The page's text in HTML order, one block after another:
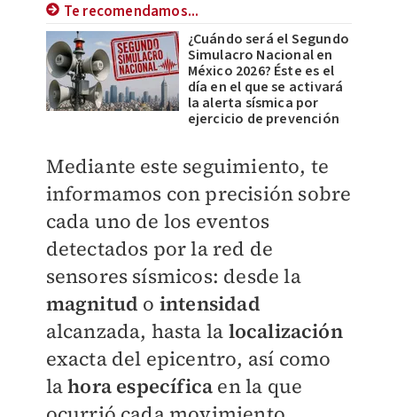
Te recomendamos...
¿Cuándo será el Segundo
Simulacro Nacional en
México 2026? Éste es el
día en el que se activará
la alerta sísmica por
ejercicio de prevención
Mediante este seguimiento, te
informamos con precisión sobre
cada uno de los eventos
detectados por la red de
sensores sísmicos: desde la
magnitud o intensidad
alcanzada, hasta la localización
exacta del epicentro, así como
lahora específica en la que